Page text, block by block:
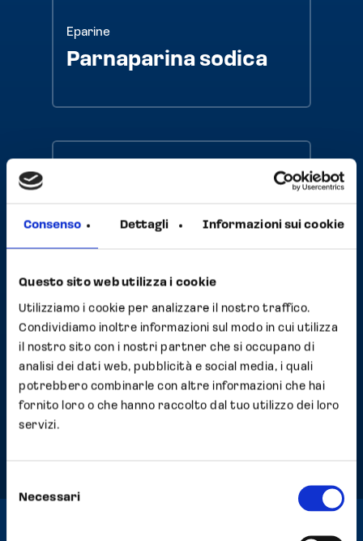
Consenso Dettagli Informazioni sui cookie
Questo sito web utilizza i cookie
Utilizziamo i cookie per analizzare il nostro traffico.
Condividiamo inoltre informazioni sul modo in cui utilizza
il nostro sito con i nostri partner che si occupano di
analisi dei dati web, pubblicità e social media, i quali
potrebbero combinarle con altre informazioni che hai
fornito loro o che hanno raccolto dal tuo utilizzo dei loro
servizi.
delNecessari
Eparine
Parnaparina sodica
Eparina di sodio
Eparine
Eparina di calcio